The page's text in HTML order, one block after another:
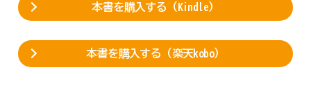
本書を購入する（Kindle）
本書を購入する（楽天kobo）